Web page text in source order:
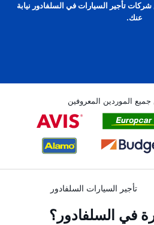
تأجير السيارات في السلفادور نيابة
عنك.
الموردين المعروفين
تأجير السيارات السلفادور
في السلفادور؟